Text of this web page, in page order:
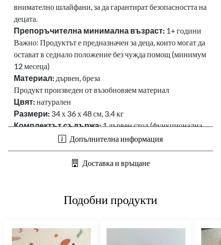
внимателно шлайфани, за да гарантират безопасността на
децата.
Препоръчителна минимална възраст: 1+ години
Важно: Продуктът е предназначен за деца, които могат да
остават в седнало положение без чужда помощ (минимум
12 месеца)
Материал: дървен, бреза
Продукт произведен от възобновяем материал
Цвят: натурален
Размери: 34 х 36 х 48 см, 3.4 кг
Комплектът съдържа:1 дървен стол (функционална
играчка за деца) Допълнителна информация
Доставка и връщане
Подобни продукти